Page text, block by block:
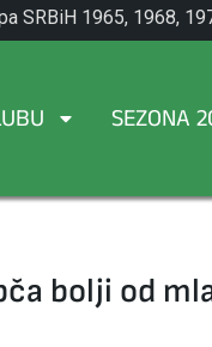
SRBiH 1965, 1968,
SEZONA
bolji od